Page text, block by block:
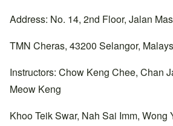
Address: No. 14, 2nd Floor, Jalan
TMN Cheras, 43200 Selangor,
Instructors: Chow Keng Chee, Chan
Meow Keng
Khoo Teik Swar, Nah Sai Imm, Wong